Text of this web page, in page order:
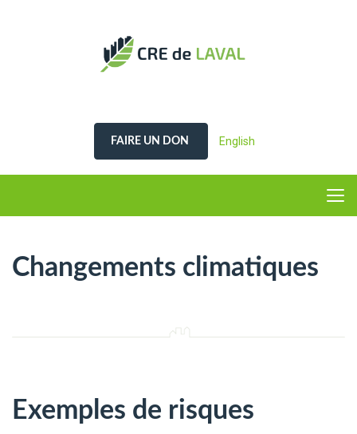
FAIRE UN DON English
Changements climatiques
Exemples de risques